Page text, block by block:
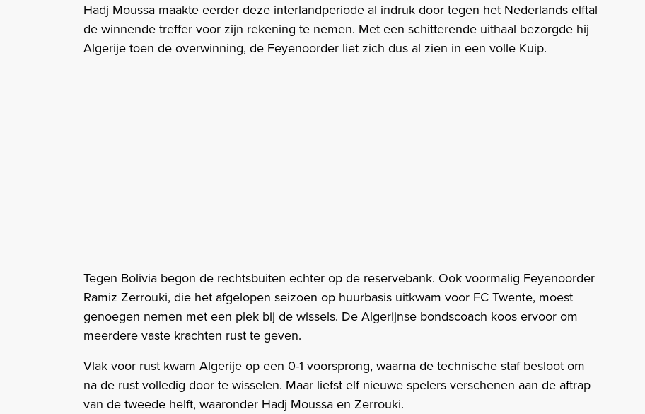
Hadj Moussa maakte eerder deze interlandperiode al indruk door tegen het Nederlands elftal
de winnende treffer voor zijn rekening te nemen. Met een schitterende uithaal bezorgde hij
Algerije toen de overwinning, de Feyenoorder liet zich dus al zien in een volle Kuip.
Tegen Bolivia begon de rechtsbuiten echter op de reservebank. Ook voormalig Feyenoorder
Ramiz Zerrouki, die het afgelopen seizoen op huurbasis uitkwam voor FC Twente, moest
genoegen nemen met een plek bij de wissels. De Algerijnse bondscoach koos ervoor om
meerdere vaste krachten rust te geven.
Vlak voor rust kwam Algerije op een 0-1 voorsprong, waarna de technische staf besloot om
na de rust volledig door te wisselen. Maar liefst elf nieuwe spelers verschenen aan de aftrap
van de tweede helft, waaronder Hadj Moussa en Zerrouki.